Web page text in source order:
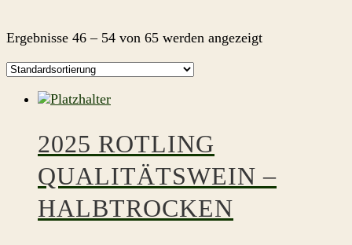
Ergebnisse 46 – 54 von 65 werden angezeigt
2025 ROTLING
QUALITÄTSWEIN –
HALBTROCKEN